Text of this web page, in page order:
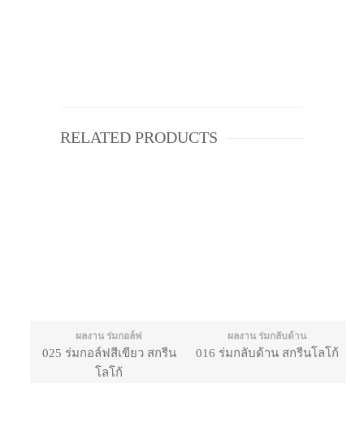
RELATED PRODUCTS
ผลงาน ร่มกอล์ฟ
025 ร่มกอล์ฟสีเขียว สกรีน
โลโก้
ผลงาน ร่มกลับด้าน
016 ร่มกลับด้าน สกรีนโลโก้